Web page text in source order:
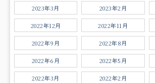
2023年3月 2023年2月
2022年12月 2022年11月
2022年9月 2022年8月
2022年6月 2022年5月
2022年3月 2022年2月